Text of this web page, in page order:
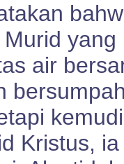
air
Kristus,